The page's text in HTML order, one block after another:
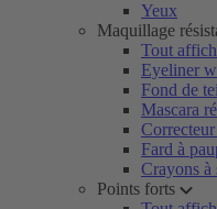
Yeux
Maquillage
Tout
Eyeliner
Fond de
Mascara
Fard à
Crayons à
Points forts